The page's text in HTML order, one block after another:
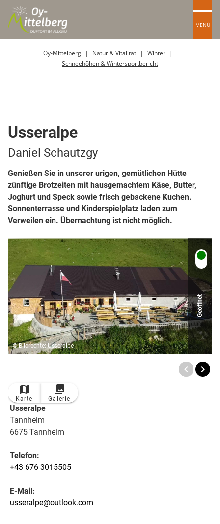
MENÜ
Oy-Mittelberg Natur & Vitalität
Winter
Schneehöhen & Wintersportbericht
Usseralpe
Daniel Schautzgy
Genießen Sie in unserer urigen, gemütlichen Hütte
zünftige Brotzeiten mit hausgemachtem Käse, Butter,
Joghurt und Speck sowie frisch gebackene Kuchen.
Sonnenterrasse und Kinderspielplatz laden zum
Verweilen ein. Übernachtung ist nicht möglich.
© Bildrechte: Usseralpe
Geöffnet
Karte Galerie
Usseralpe
Tannheim
6675 Tannheim
Telefon:
+43 676 3015505
E-Mail:
usseralpe@outlook.com